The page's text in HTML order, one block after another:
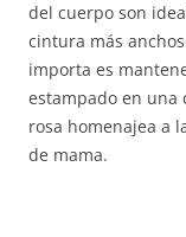
del cuerpo son
cintura más
importa es
estampado en una
rosa homenajea a
de mama.